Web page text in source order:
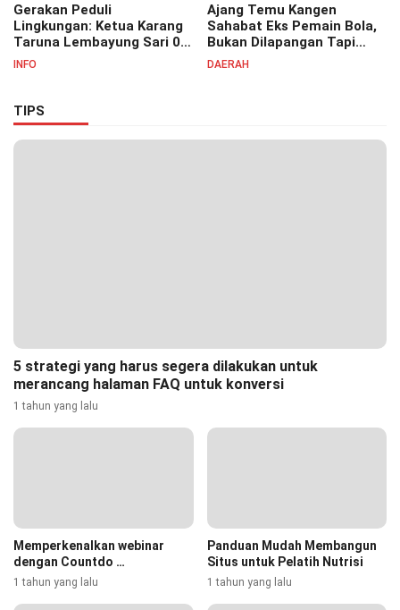
Gerakan Peduli
Lingkungan: Ketua Karang
Taruna Lembayung Sari 09
Irvan Permana Ajak
INFO
Ajang Temu Kangen
Sahabat Eks Pemain Bola,
Bukan Dilapangan Tapi
Ditongkrongan
DAERAH
TIPS
5 strategi yang harus segera dilakukan untuk
merancang halaman FAQ untuk konversi
1 tahun yang lalu
Memperkenalkan webinar
dengan Countdo …
1 tahun yang lalu
Panduan Mudah Membangun
Situs untuk Pelatih Nutrisi
1 tahun yang lalu